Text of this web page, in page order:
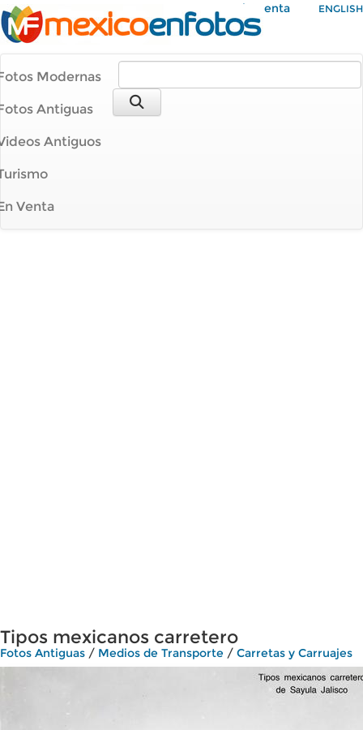
Mi Cuenta ENGLISH
Modernas
Antiguas
Antiguos
Venta
Tipos mexicanos carretero
Fotos Antiguas / Medios de Transporte / Carretas y Carruajes